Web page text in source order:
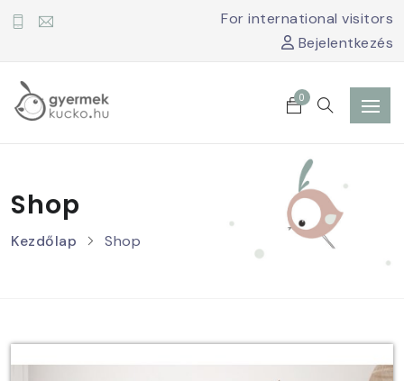
For international visitors
Bejelentkezés
0
Shop
Kezdőlap Shop